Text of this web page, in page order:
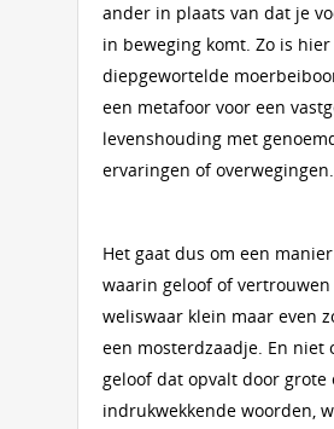
ander in plaats van dat je
in beweging komt. Zo is
diepgewortelde
een metafoor voor een
levenshouding met
ervaringen of overwegingen.
Het gaat dus om een
waarin geloof of
weliswaar klein maar even
een mosterdzaadje. En niet
geloof dat opvalt door grote
indrukwekkende woorden,